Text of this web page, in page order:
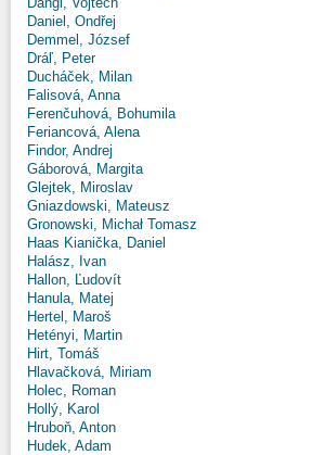
Daniel, Ondřej
Demmel, József
Dráľ, Peter
Ducháček, Milan
Falisová, Anna
Ferenčuhová, Bohumila
Feriancová, Alena
Findor, Andrej
Gáborová, Margita
Glejtek, Miroslav
Gniazdowski, Mateusz
Gronowski, Michał Tomasz
Haas Kianička, Daniel
Halász, Ivan
Hallon, Ľudovít
Hanula, Matej
Hertel, Maroš
Hetényi, Martin
Hirt, Tomáš
Hlavačková, Miriam
Holec, Roman
Hollý, Karol
Hruboň, Anton
Hudek, Adam